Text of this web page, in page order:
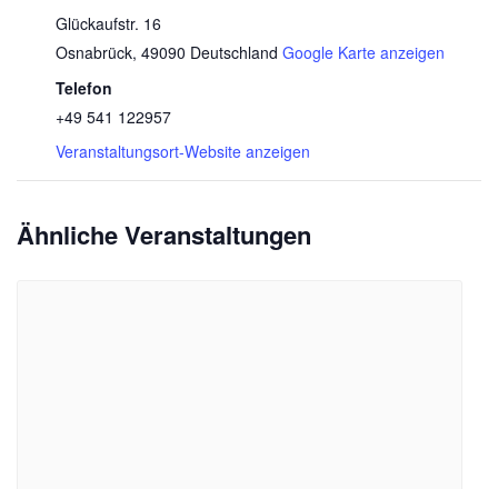
Glückaufstr. 16
Osnabrück, 49090 Deutschland Google Karte anzeigen
Telefon
+49 541 122957
Veranstaltungsort-Website anzeigen
Ähnliche Veranstaltungen